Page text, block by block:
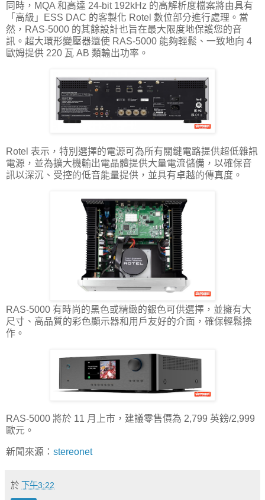
同時，MQA 和高達 24-bit 192kHz 的高解析度檔案將由具有
「高級」ESS DAC 的客製化 Rotel 數位部分進行處理。當
然，RAS-5000 的其餘設計也旨在最大限度地保護您的音
訊。超大環形變壓器還使 RAS-5000 能夠輕鬆、一致地向 4
歐姆提供 220 瓦 AB 類輸出功率。
Rotel 表示，特別選擇的電源可為所有關鍵電路提供超低雜訊
電源，並為擴大機輸出電晶體提供大量電流儲備，以確保音
訊以深沉、受控的低音能量提供，並具有卓越的傳真度。
RAS-5000 有時尚的黑色或精緻的銀色可供選擇，並擁有大
尺寸、高品質的彩色顯示器和用戶友好的介面，確保輕鬆操
作。
RAS-5000 將於 11 月上市，建議零售價為 2,799 英鎊/2,999
歐元。
新聞來源： stereonet
於 下午3:22